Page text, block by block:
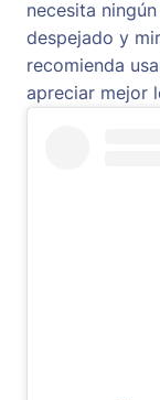
necesita
despejado y
recomienda
apreciar mejor